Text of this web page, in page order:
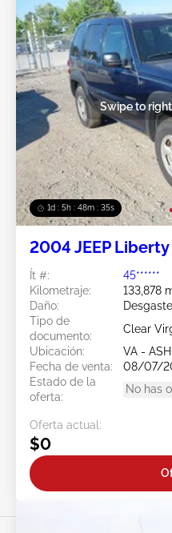
1d : 5h : 48m : 32s
Swipe to
2004 JEEP Liberty
Ít #:
45******
Kilometraje:
133,878
Daño:
Tipo de
documento:
Clear
Ubicación:
VA -
Fecha de venta:
08/07/
Estado de la
oferta:
No has
Oferta actual:
$0